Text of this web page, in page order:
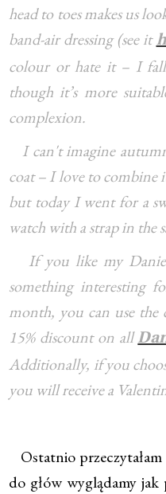
head to toes makes us
band-air dressing (see it
colour or hate it – I
though it’s more
complexion.
I can't imagine
coat – I love to combine
but today I went for a
watch with a strap in the
If you like my
something interesting
month, you can use the
15% discount on all
Additionally, if you
you will receive a
Ostatnio przeczytałam
do głów wyglądamy